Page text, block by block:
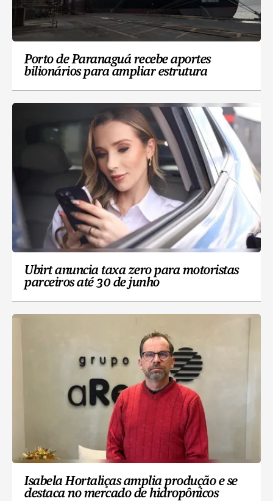
Porto de Paranaguá recebe aportes
bilionários para ampliar estrutura
Ubirt anuncia taxa zero para motoristas
parceiros até 30 de junho
Isabela Hortaliças amplia produção e se
destaca no mercado de hidropônicos